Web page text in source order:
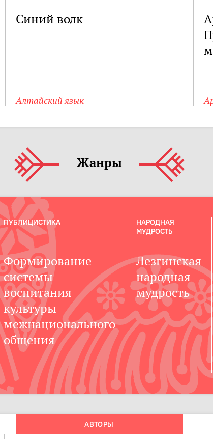
Синий волк
Алтайский язык
Жанры
Формирование
системы
воспитания
культуры
межнационального
общения
ПУБЛИЦИСТИКА
Лезгинская
народная
мудрость
НАРОДНАЯ
МУДРОСТЬ
АВТОРЫ